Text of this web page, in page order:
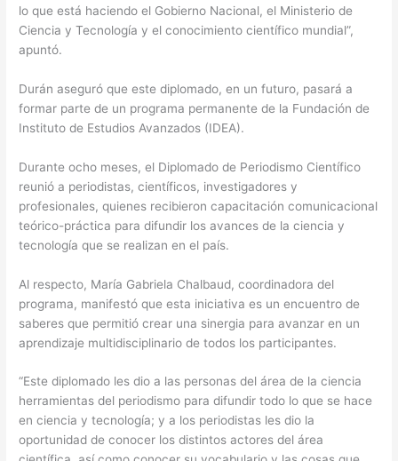
lo que está haciendo el Gobierno Nacional, el Ministerio de
Ciencia y Tecnología y el conocimiento científico mundial”,
apuntó.
Durán aseguró que este diplomado, en un futuro, pasará a
formar parte de un programa permanente de la Fundación de
Instituto de Estudios Avanzados (IDEA).
Durante ocho meses, el Diplomado de Periodismo Científico
reunió a periodistas, científicos, investigadores y
profesionales, quienes recibieron capacitación comunicacional
teórico-práctica para difundir los avances de la ciencia y
tecnología que se realizan en el país.
Al respecto, María Gabriela Chalbaud, coordinadora del
programa, manifestó que esta iniciativa es un encuentro de
saberes que permitió crear una sinergia para avanzar en un
aprendizaje multidisciplinario de todos los participantes.
“Este diplomado les dio a las personas del área de la ciencia
herramientas del periodismo para difundir todo lo que se hace
en ciencia y tecnología; y a los periodistas les dio la
oportunidad de conocer los distintos actores del área